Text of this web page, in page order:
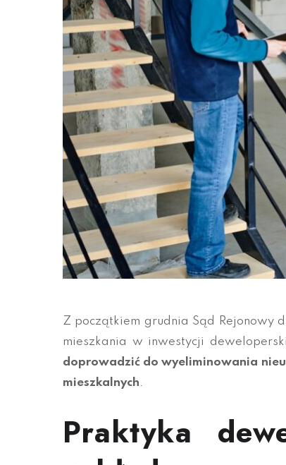
Z początkiem grudnia Sąd Rejonowy
mieszkania w inwestycji
doprowadzić do wyeliminowania
mieszkalnych.
Praktyka